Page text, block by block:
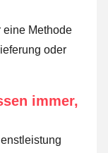
eine Methode
oder
immer,